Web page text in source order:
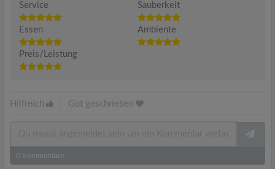
Service
Sauberkeit
Essen Ambiente
Preis/Leistung
Hilfreich Gut geschrieben
0 Kommentare